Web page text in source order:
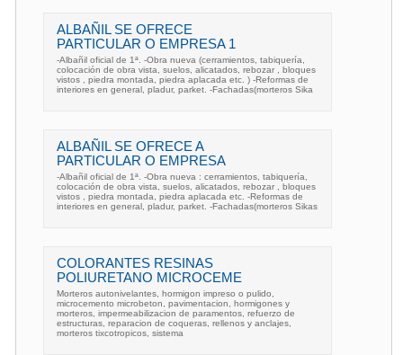
ALBAÑIL SE OFRECE
PARTICULAR O EMPRESA 1
-Albañil oficial de 1ª. -Obra nueva (cerramientos, tabiquería,
colocación de obra vista, suelos, alicatados, rebozar , bloques
vistos , piedra montada, piedra aplacada etc. ) -Reformas de
interiores en general, pladur, parket. -Fachadas(morteros Sika
ALBAÑIL SE OFRECE A
PARTICULAR O EMPRESA
-Albañil oficial de 1ª. -Obra nueva : cerramientos, tabiquería,
colocación de obra vista, suelos, alicatados, rebozar , bloques
vistos , piedra montada, piedra aplacada etc. -Reformas de
interiores en general, pladur, parket. -Fachadas(morteros Sikas
COLORANTES RESINAS
POLIURETANO MICROCEME
Morteros autonivelantes, hormigon impreso o pulido,
microcemento microbeton, pavimentacion, hormigones y
morteros, impermeabilizacion de paramentos, refuerzo de
estructuras, reparacion de coqueras, rellenos y anclajes,
morteros tixcotropicos, sistema